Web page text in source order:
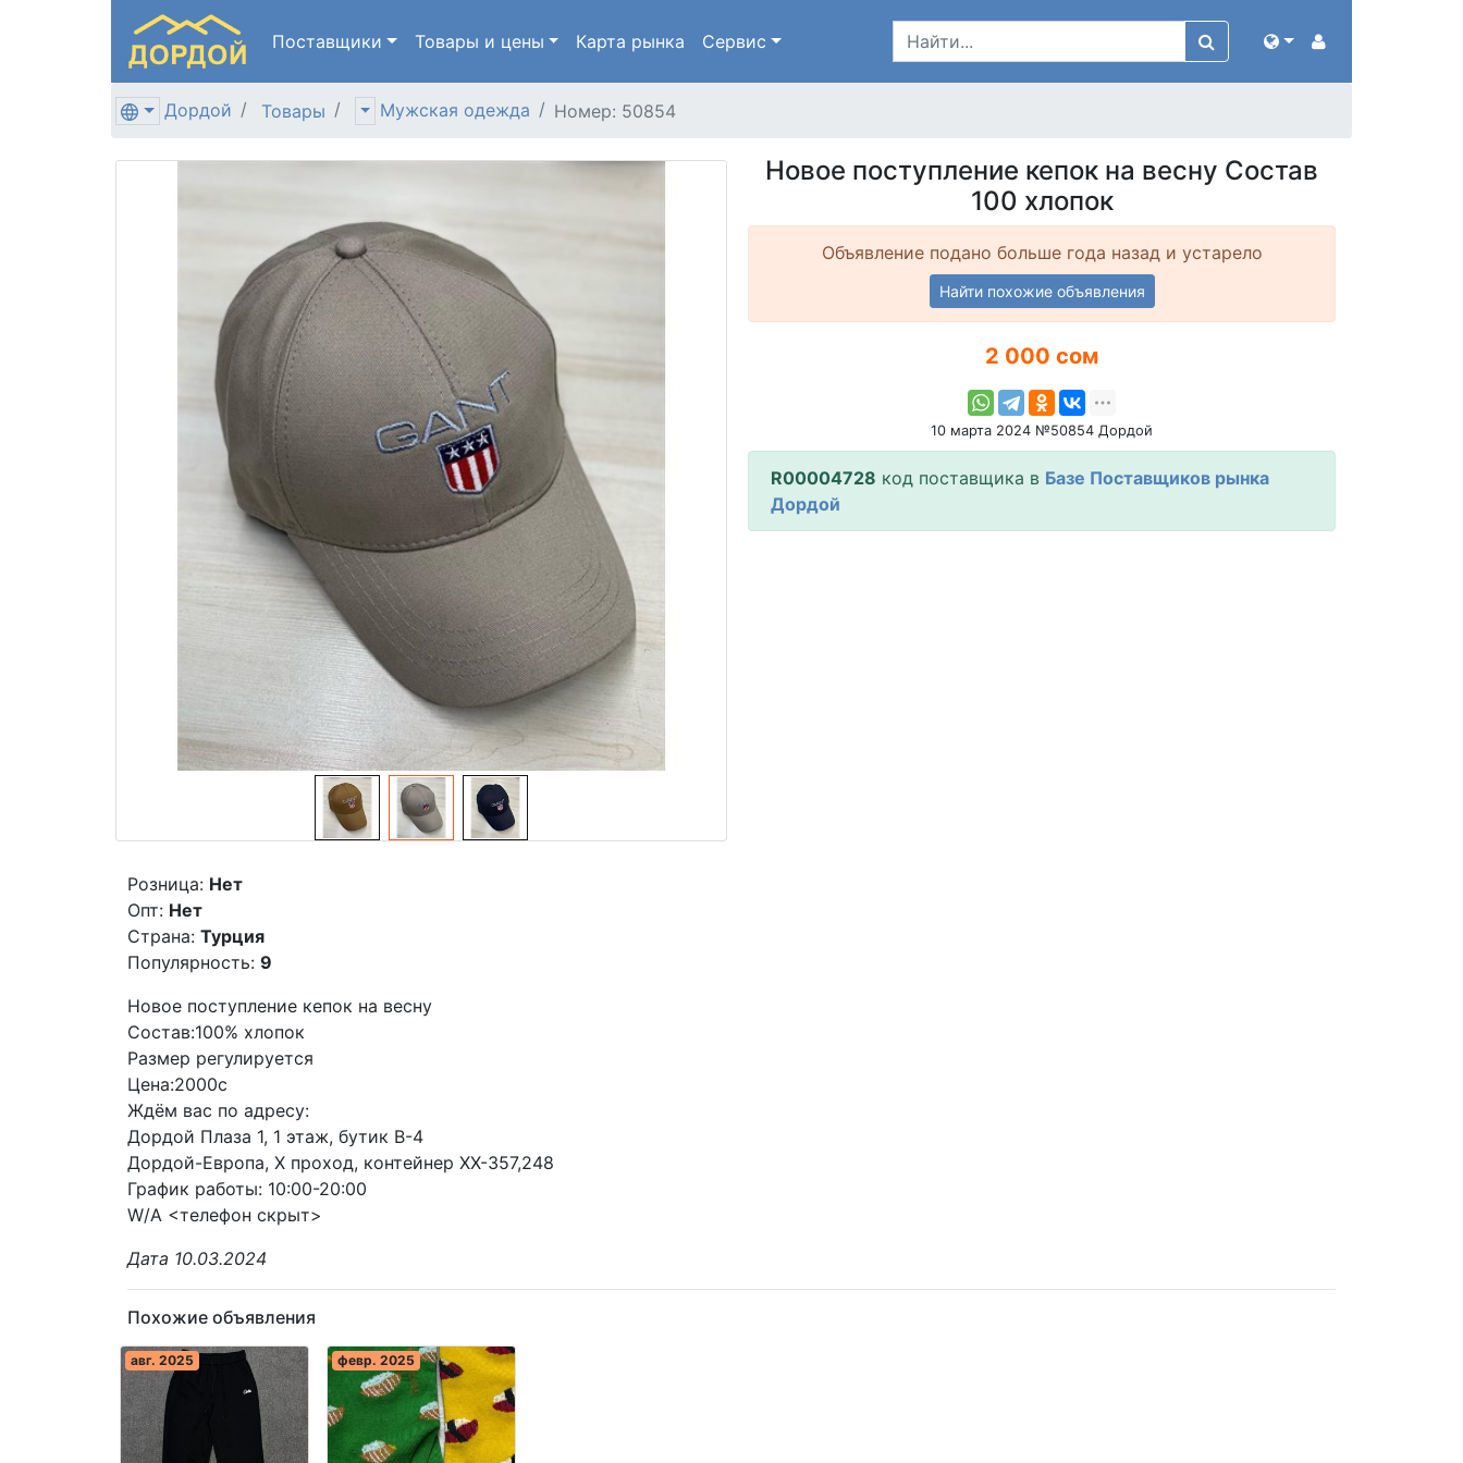
Поставщики Товары и цены Карта рынка Сервис
Дордой Товары Мужская одежда Номер: 50854
Новое поступление кепок на весну Состав
100 хлопок
Объявление подано больше года назад и устарело
Найти похожие объявления
2 000 сом
10 марта 2024 №50854 Дордой
R00004728 код поставщика в Базе Поставщиков рынка
Дордой
Розница: Нет
Опт: Нет
Страна: Турция
Популярность: 9
Новое поступление кепок на весну
Состав:100% хлопок
Размер регулируется
Цена:2000с
Ждём вас по адресу:
Дордой Плаза 1, 1 этаж, бутик В-4
Дордой-Европа, X проход, контейнер XX-357,248
График работы: 10:00-20:00
W/A <телефон скрыт>
Дата 10.03.2024
Похожие объявления
авг. 2025 февр. 2025